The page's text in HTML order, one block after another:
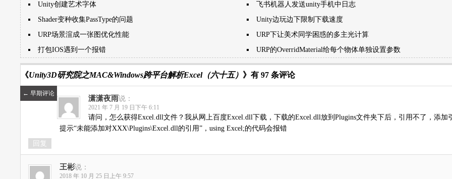
Unity创建艺术字体
飞书机器人发送unity手机中日志
Shader变种收集PassType的问题
Unity边玩边下限制下载速度
URP场景渲成一张图优化性能
URP下让美术同学困惑的多主光计算
打包IOS遇到一个报错
URP的OverridMaterial给每个物体单独设置参数
《Unity3D研究院之MAC&Windows跨平台解析Excel（六十五） 》有 97 条评论
← 早期评论
潇潇夜雨说：
2021 年 7 月 19 日下午 6:11
请问，怎么获得Excel.dll文件？我从网上百度Excel.dll下载，下载的Excel.dll放到Plugins文件夹下后，引用不了，添加
提示“未能添加对XXX\Plugins\Excel.dll的引用”，using Excel;的代码会报错
回复
王彬说：
2018 年 10 月 25 日上午 9:57